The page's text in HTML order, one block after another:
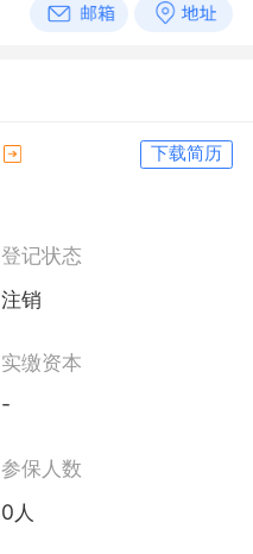
下载简历
登记状态
注销
实缴资本
-
参保人数
0人